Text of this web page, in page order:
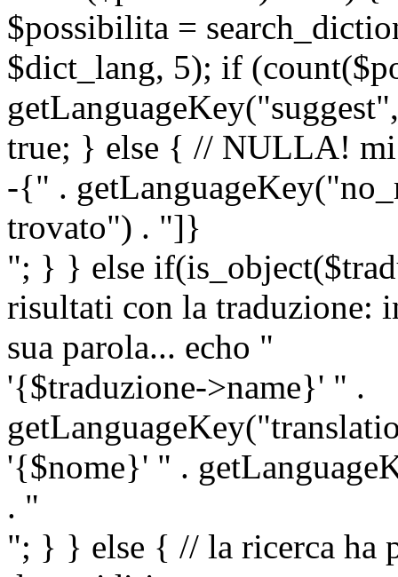
$possibilita =
$dict_lang, 5); if
true; } else { // NULLA! mi
-{" .
trovato") . "]}
"; } } else
risultati con la traduzione:
sua parola... echo "
'{$traduzione->name}' " .
'{$nome}' " .
. "
"; } } else { // la ricerca ha